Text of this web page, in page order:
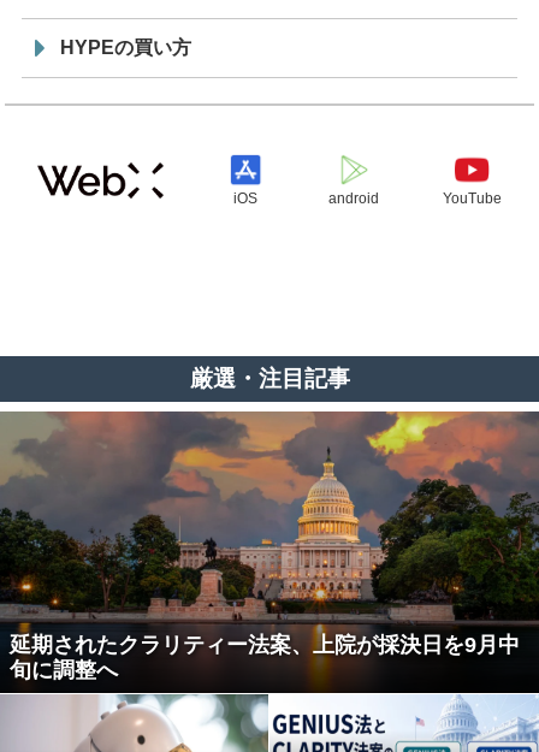
HYPEの買い方
iOS android YouTube
厳選・注目記事
延期されたクラリティー法案、上院が採決日を9月中
旬に調整へ